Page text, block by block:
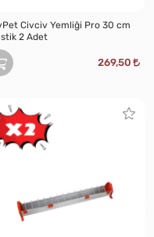
Civciv Yemliği Pro 30 cm
2 Adet
269,50